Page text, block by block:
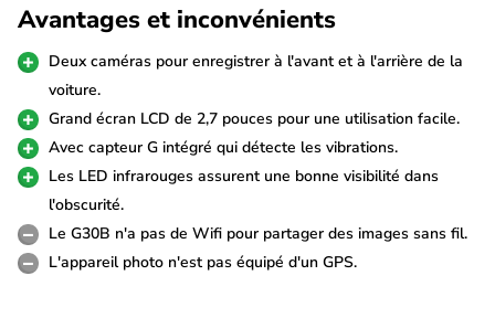
caméra frontale grâce à un câble de 6 mètres. Cette dashcam
G30B est également équipée de toutes les fonctions
nécessaires, telles qu'un Capteur G, une détection de
mouvement et un écran LCD couleur de 2,7 pouces.
Caméra à double canal
Cette dashcam G30B possède deux caméras qui peuvent
enregistrer des images simultanément. La caméra externe
incluse peut être montée sur la vitre arrière ou le pare-chocs
Avantages et inconvénients
Deux caméras pour enregistrer à l'avant et à l'arrière de la
voiture.
Grand écran LCD de 2,7 pouces pour une utilisation facile.
Avec capteur G intégré qui détecte les vibrations.
Les LED infrarouges assurent une bonne visibilité dans
l'obscurité.
Le G30B n'a pas de Wifi pour partager des images sans fil.
L'appareil photo n'est pas équipé d'un GPS.